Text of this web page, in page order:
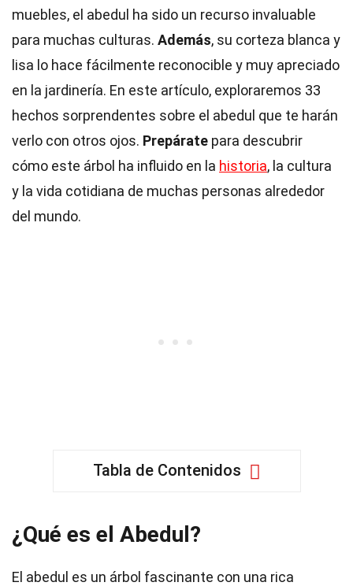
muebles, el abedul ha sido un recurso invaluable
para muchas culturas. Además, su corteza blanca y
lisa lo hace fácilmente reconocible y muy apreciado
en la jardinería. En este artículo, exploraremos 33
hechos sorprendentes sobre el abedul que te harán
verlo con otros ojos. Prepárate para descubrir
cómo este árbol ha influido en la historia, la cultura
y la vida cotidiana de muchas personas alrededor
del mundo.
Tabla de Contenidos
¿Qué es el Abedul?
El abedul es un árbol fascinante con una rica